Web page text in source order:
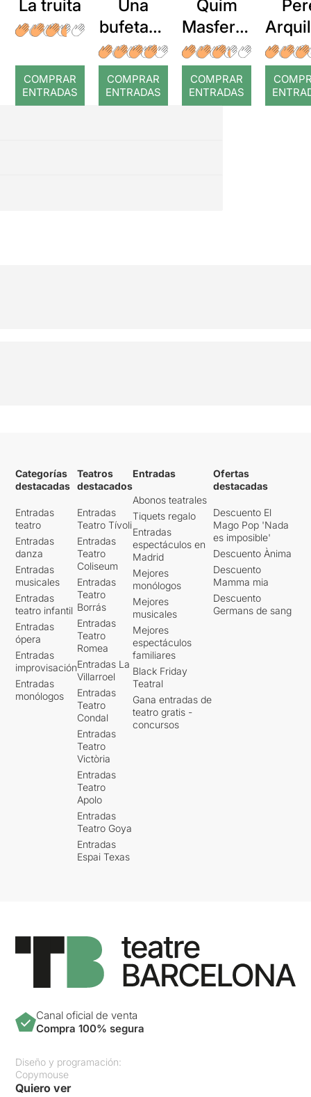
La truita
COMPRAR
ENTRADAS
Una
bufetada
a temps
COMPRAR
ENTRADAS
Quim
Masferre
r: Temps
COMPRAR
ENTRADAS
:
Categorías
destacadas
Entradas
teatro
Entradas
danza
Entradas
musicales
Entradas
teatro infantil
Entradas
ópera
Entradas
improvisación
Entradas
monólogos
Teatros
destacados
Entradas
Teatro Tívoli
Entradas
Teatro
Coliseum
Entradas
Teatro
Borrás
Entradas
Teatro
Romea
Entradas La
Villarroel
Entradas
Teatro
Condal
Entradas
Teatro
Victòria
Entradas
Teatro
Apolo
Entradas
Teatro Goya
Entradas
Espai Texas
Entradas
Abonos teatrales
Tiquets regalo
Entradas
espectáculos en
Madrid
Mejores
monólogos
Mejores
musicales
Mejores
espectáculos
familiares
Black Friday
Teatral
Gana entradas de
teatro gratis -
concursos
Ofertas
destacadas
Descuento El
Mago Pop 'Nada
es imposible'
Descuento Ànima
Descuento
Mamma mia
Descuento
Germans de sang
Canal oficial de venta
Compra 100% segura
Diseño y programación:
Copymouse
Quiero ver